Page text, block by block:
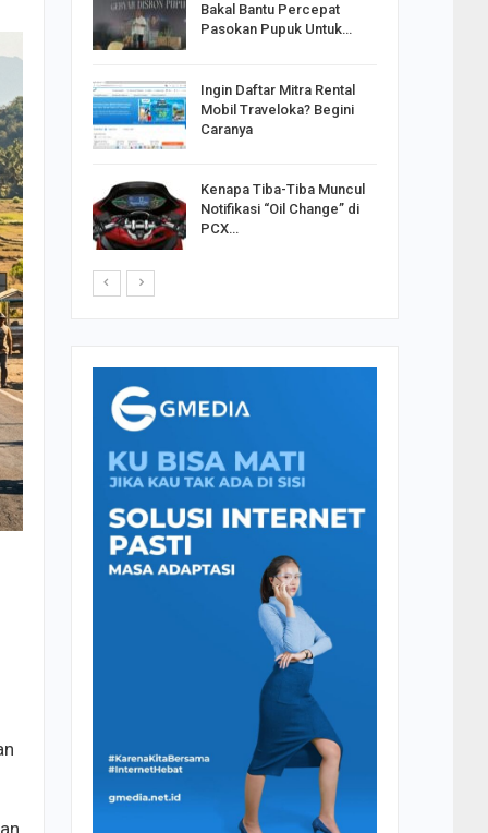
Jiwo
Ganjar
Bakal Bantu Percepat
Pasokan Pupuk Untuk…
Ingin Daftar Mitra Rental
Mobil Traveloka? Begini
Caranya
Kenapa Tiba-Tiba Muncul
Notifikasi “Oil Change” di
PCX…